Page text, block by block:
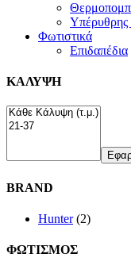
Φωτιστικά
Επιδαπέδια
ΚΑΛΥΨΗ
BRAND
Hunter (2)
ΦΩΤΙΣΜΟΣ